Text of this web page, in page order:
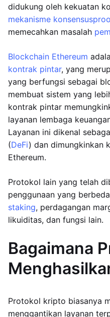
didukung oleh kekuatan
mekanisme konsensus
memecahkan masalah
Blockchain Ethereum
kontrak pintar, yang
yang berfungsi sebagai
membuat sistem yang
kontrak pintar
layanan lembaga
Layanan ini dikenal
(DeFi) dan dimungkinkan
Ethereum.
Protokol lain yang telah
penggunaan yang
staking, perdagangan
likuiditas, dan fungsi lain.
Bagaimana
Protokol kripto biasanya
menggantikan layanan